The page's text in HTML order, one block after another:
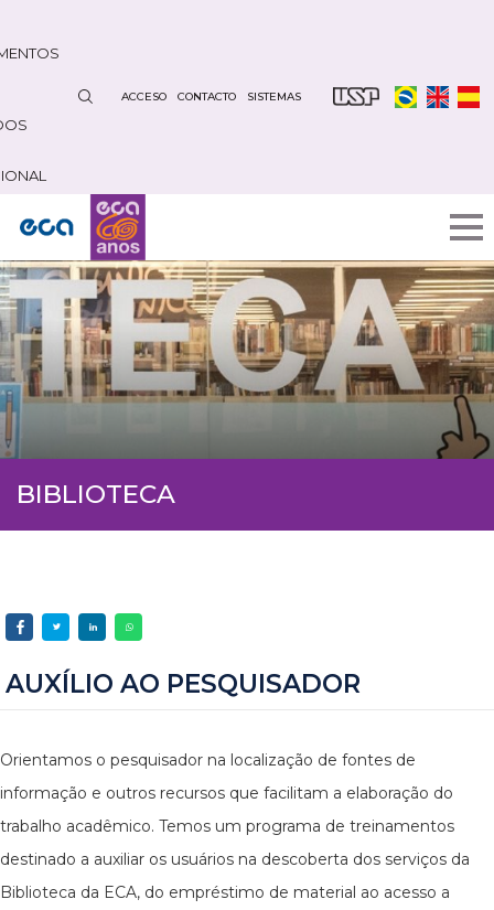
contenido
ACCESO CONTACTO SISTEMAS
BIBLIOTECA
AUXÍLIO AO PESQUISADOR
Orientamos o pesquisador na localização de fontes de
informação e outros recursos que facilitam a elaboração do
trabalho acadêmico. Temos um programa de treinamentos
destinado a auxiliar os usuários na descoberta dos serviços da
Biblioteca da ECA, do empréstimo de material ao acesso a